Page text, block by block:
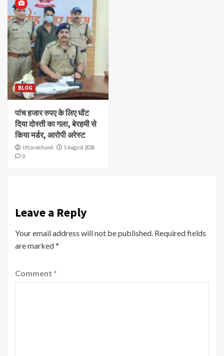
BLOG
पांच हजार रुपए के लिए घोंट
दिया दोस्ती का गला, बेरहमी से
किया मर्डर, आरोपी अरेस्ट
Uttarakhand
5 August 2026
0
Leave a Reply
Your email address will not be published. Required fields
are marked*
Comment *